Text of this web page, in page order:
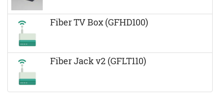
Fiber TV Box (GFHD100)
Fiber Jack v2 (GFLT110)